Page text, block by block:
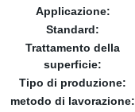
Applicazione:
Standard:
Trattamento della
superficie:
Tipo di produzione:
metodo di lavorazione: